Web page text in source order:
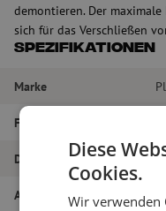
demontieren. Der
sich für das Verschließen
Spezifikationen
Marke
Farbe
Durchmesser
Artikelname
Diese
Cookies.
Wir verwenden